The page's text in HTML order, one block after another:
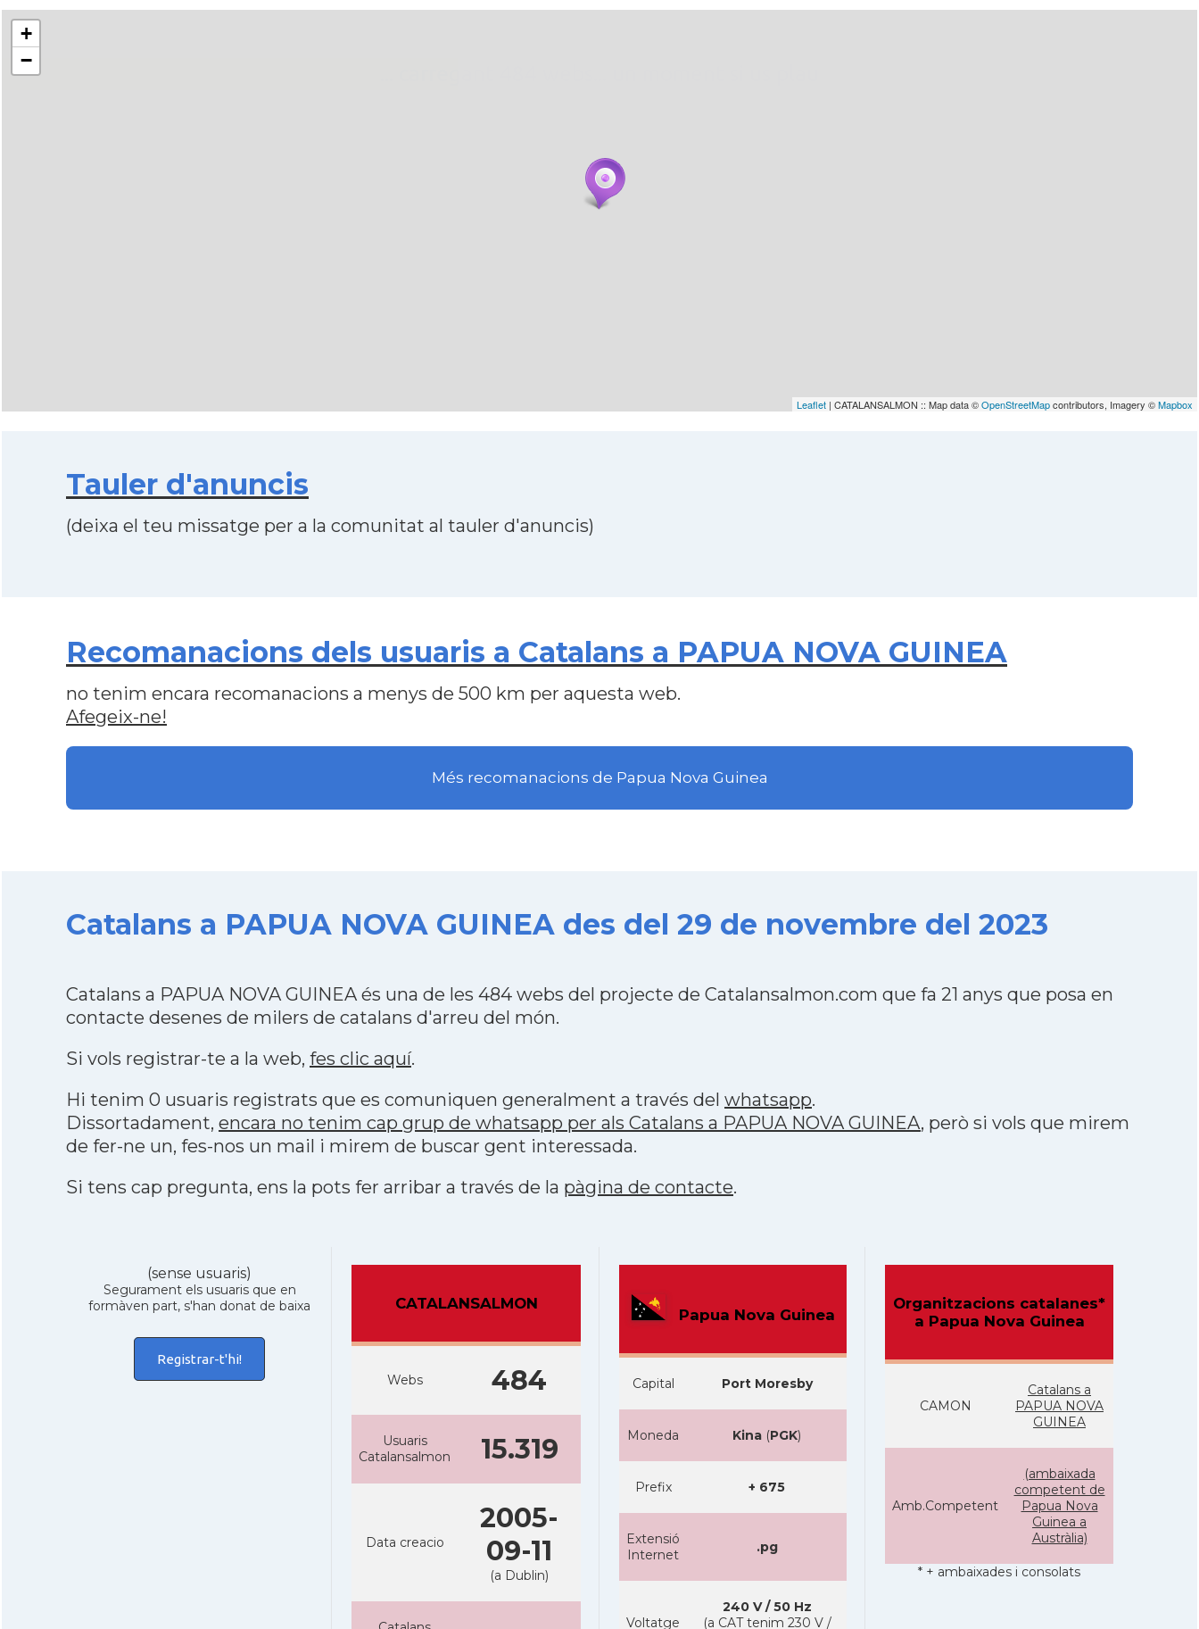
+
−
Leaflet | CATALANSALMON :: Map data ©OpenStreetMapcontributors, Imagery ©Mapbox
Tauler d'anuncis
(deixa el teu missatge per a la comunitat al tauler d'anuncis)
Recomanacions dels usuaris a Catalans a PAPUA NOVA GUINEA
no tenim encara recomanacions a menys de 500 km per aquesta web.
Afegeix-ne!
Més recomanacions de Papua Nova Guinea
Catalans a PAPUA NOVA GUINEA des del 29 de novembre del 2023
Catalans a PAPUA NOVA GUINEA és una de les 484 webs del projecte de Catalansalmon.com que fa 21 anys que posa en
contacte desenes de milers de catalans d'arreu del món.
Si vols registrar-te a la web, fes clic aquí.
Hi tenim 0 usuaris registrats que es comuniquen generalment a través del whatsapp.
Dissortadament, encara no tenim cap grup de whatsapp per als Catalans a PAPUA NOVA GUINEA, però si vols que mirem
de fer-ne un, fes-nos un mail i mirem de buscar gent interessada.
Si tens cap pregunta, ens la pots fer arribar a través de la pàgina de contacte.
(sense usuaris)
Segurament els usuaris que en
formàven part, s'han donat de baixa
Registrar-t'hi!
CATALANSALMON
Webs 484
Usuaris
Catalansalmon
15.319
Data creacio
2005-
09-11
(a Dublin)
Papua Nova Guinea
Capital Port Moresby
Moneda Kina (PGK)
Prefix + 675
Extensió
Internet
.pg
Voltatge
240 V / 50 Hz
(a CAT tenim 230 V /
Organitzacions catalanes*
a Papua Nova Guinea
CAMON
Catalans a
PAPUA NOVA
GUINEA
Amb.Competent
(ambaixada
competent de
Papua Nova
Guinea a
Austràlia)
* + ambaixades i consolats